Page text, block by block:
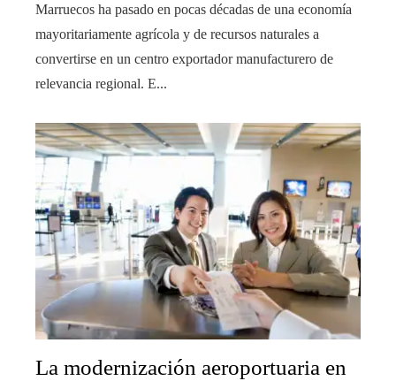
Marruecos ha pasado en pocas décadas de una economía
mayoritariamente agrícola y de recursos naturales a
convertirse en un centro exportador manufacturero de
relevancia regional. E...
La modernización aeroportuaria en